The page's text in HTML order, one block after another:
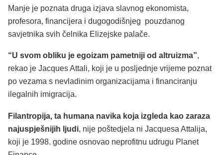
Manje je poznata druga izjava slavnog ekonomista,
profesora, financijera i dugogodišnjeg pouzdanog
savjetnika svih čelnika Elizejske palače.
“U svom obliku je egoizam pametniji od altruizma”,
rekao je Jacques Attali, koji je u posljednje vrijeme poznat
po vezama s nevladinim organizacijama i financiranju
ilegalnih imigracija.
Filantropija, ta humana navika koja izgleda kao zaraza
najuspješnijih ljudi, nije poštedjela ni Jacquesa Attalija,
koji je 1998. godine osnovao neprofitnu udrugu Planet